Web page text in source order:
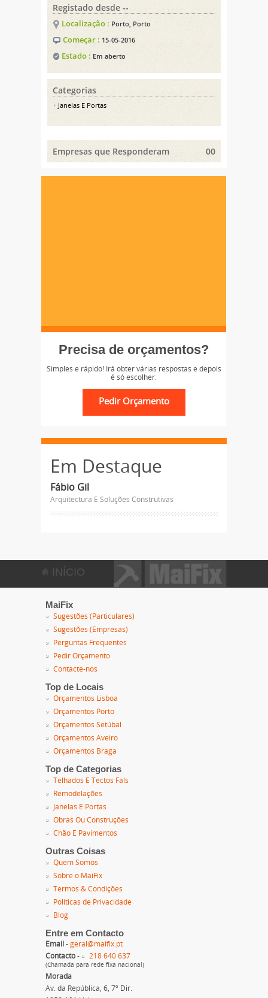
Registado desde --
Localização : Porto, Porto
Começar : 15-05-2016
Estado : Em aberto
Categorias
Janelas E Portas
Empresas que Responderam 00
Precisa de orçamentos?
Simples e rápido! Irá obter várias respostas e depois
é só escolher.
Em Destaque
Fábio Gil
Arquitectura E Soluções Construtivas
INÍCIO
MaiFix
Sugestões (Particulares)
Sugestões (Empresas)
Perguntas Frequentes
Pedir Orçamento
Contacte-nos
Top de Locais
Orçamentos Lisboa
Orçamentos Porto
Orçamentos Setúbal
Orçamentos Aveiro
Orçamentos Braga
Top de Categorias
Telhados E Tectos Fals
Remodelações
Janelas E Portas
Obras Ou Construções
Chão E Pavimentos
Outras Coisas
Quem Somos
Sobre o MaiFix
Termos & Condições
Políticas de Privacidade
Blog
Entre em Contacto
Email - geral@maifix.pt
Contacto - 218 640 637
(Chamada para rede fixa nacional)
Morada
Av. da República, 6, 7º Dir.